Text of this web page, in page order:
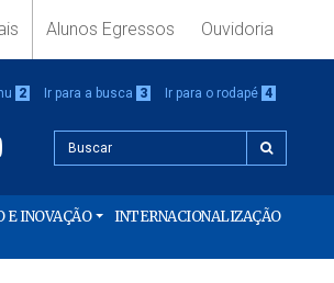
Alunos Egressos Ouvidoria
2 Ir para a busca 3 Ir para o rodapé 4
E INOVAÇÃO INTERNACIONALIZAÇÃO